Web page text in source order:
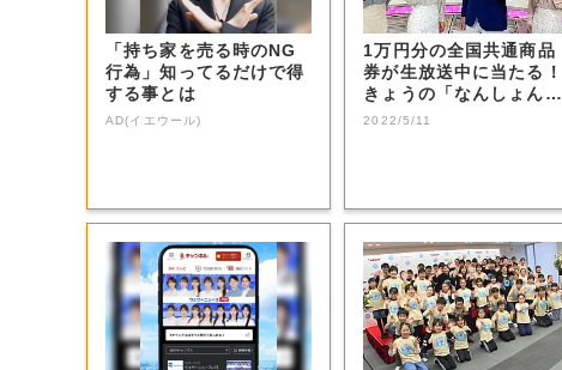
「持ち家を売る時のNG
行為」知ってるだけで得
する事とは
AD(イエウール)
1万円分の全国共通商品
券が生放送中に当たる！
きょうの「なんしょん？
生電話クイズ」...
2022/5/11